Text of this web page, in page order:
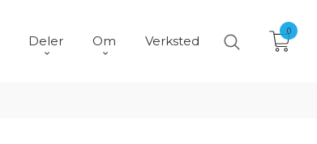
Deler Om Verksted
0